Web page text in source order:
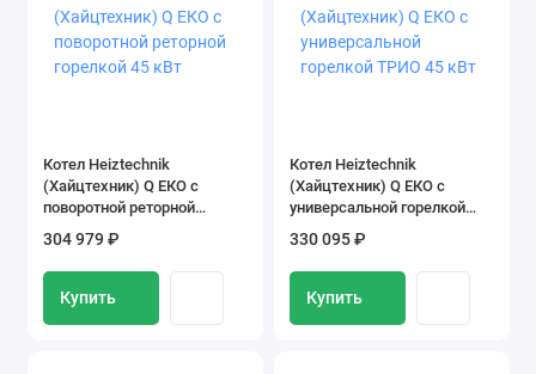
Котел Heiztechnik
(Хайцтехник) Q ЕКO с
поворотной реторной
304 979 ₽
Купить
Котел Heiztechnik
(Хайцтехник) Q ЕКO с
универсальной горелкой
330 095 ₽
Купить